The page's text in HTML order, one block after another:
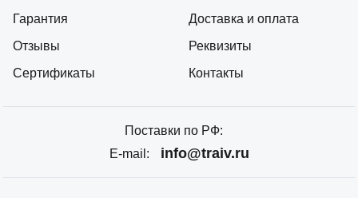
Гарантия
Отзывы
Сертификаты
Доставка и оплата
Реквизиты
Контакты
Поставки по РФ:
E-mail:
info@traiv.ru